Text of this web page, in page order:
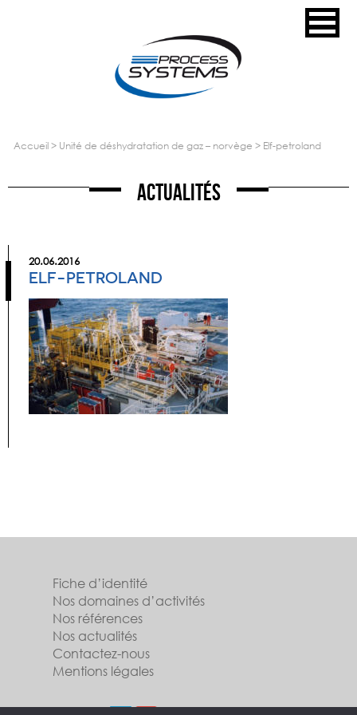
accueil> unité de déshydratation de gaz – norvège > elf-petroland
Actualités
20.06.2016
ELF-PETROLAND
Fiche d’identité
Nos domaines d’activités
Nos références
Nos actualités
Contactez-nous
Mentions légales